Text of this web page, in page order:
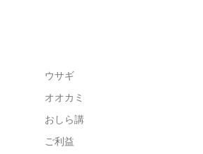
ウサギ
オオカミ
おしら講
ご利益